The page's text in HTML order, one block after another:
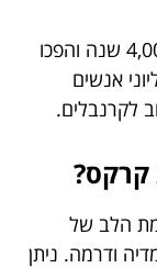
מופעי קרקס היו פופולריים כבר יותר מ-4,000 שנה והפכו
אנשים
לקרנבלים.
קרקס?
הלב של
ודרמה. ניתן